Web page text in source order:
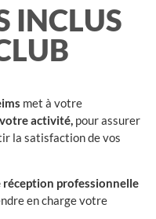
INCLUS
met à votre
activité, pour assurer
la satisfaction de vos
professionnelle
en charge votre